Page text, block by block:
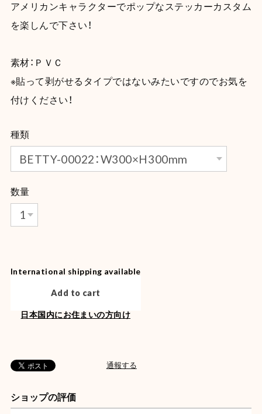
アメリカンキャラクターでポップなステッカーカスタム
を楽しんで下さい！
素材：ＰＶＣ
※貼って剥がせるタイプではないみたいですのでお気を
付けください！
種類
数量
International shipping available
Add to cart
日本国内にお住まいの方向け
通報する
ショップの評価